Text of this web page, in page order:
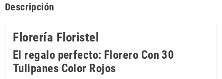
Descripción
Florería Floristel
El regalo perfecto: Florero Con 30
Tulipanes Color Rojos